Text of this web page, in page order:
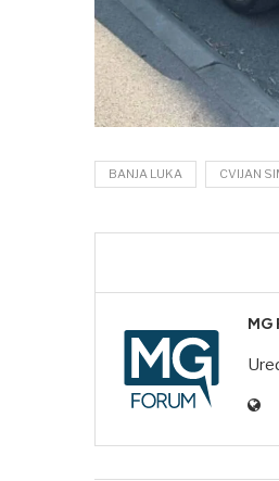
BANJA LUKA CVIJAN
MG